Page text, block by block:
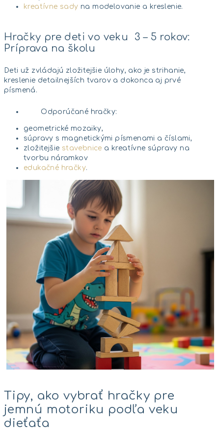
kreatívne sady na modelovanie a kreslenie.
Hračky pre deti vo veku 3 – 5 rokov:
Príprava na školu
Deti už zvládajú zložitejšie úlohy, ako je strihanie,
kreslenie detailnejších tvarov a dokonca aj prvé
písmená.
Odporúčané hračky:
geometrické mozaiky,
súpravy s magnetickými písmenami a číslami,
zložitejšie stavebnice a kreatívne súpravy na
tvorbu náramkov
edukačné hračky.
Tipy, ako vybrať hračky pre
jemnú motoriku podľa veku
dieťaťa